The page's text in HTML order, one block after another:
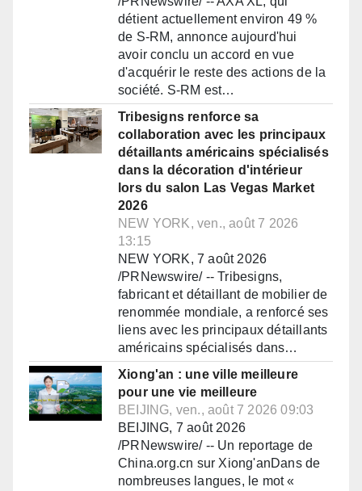
détient actuellement environ 49 %
de S-RM, annonce aujourd'hui
avoir conclu un accord en vue
d'acquérir le reste des actions de la
société. S-RM est…
Tribesigns renforce sa
collaboration avec les principaux
détaillants américains spécialisés
dans la décoration d'intérieur
lors du salon Las Vegas Market
2026
NEW YORK, ven., août 7 2026
13:15
NEW YORK, 7 août 2026
/PRNewswire/ -- Tribesigns,
fabricant et détaillant de mobilier de
renommée mondiale, a renforcé ses
liens avec les principaux détaillants
américains spécialisés dans…
Xiong'an : une ville meilleure
pour une vie meilleure
BEIJING, ven., août 7 2026 09:03
BEIJING, 7 août 2026
/PRNewswire/ -- Un reportage de
China.org.cn sur Xiong'anDans de
nombreuses langues, le mot «